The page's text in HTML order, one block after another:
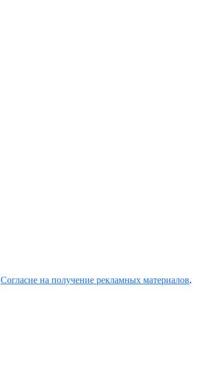
Согласие на получение рекламных материалов.